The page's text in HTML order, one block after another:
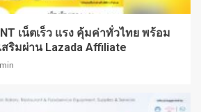
เน็ตเร็ว แรง คุ้มค่าทั่วไทย พร้อม
สริมผ่าน Lazada Affiliate